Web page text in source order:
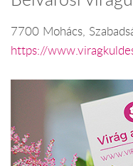
7700 Mohács,
https://